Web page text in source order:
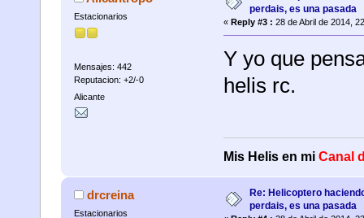
Estacionarios
Mensajes: 442
Reputacion: +2/-0
Alicante
perdais, es una pasada
« Reply #3 : 28 de Abril de 2014,
Y yo que
helis rc.
Mis Helis en mi Canal
drcreina
Estacionarios
Re: Helicoptero
perdais, es una pasada